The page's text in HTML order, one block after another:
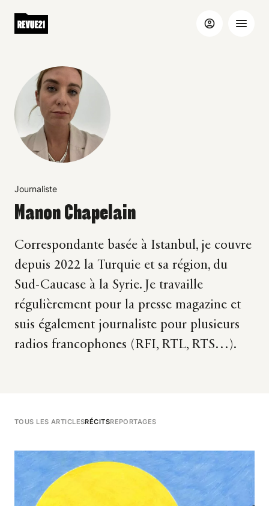
Journaliste
Manon Chapelain
Correspondante basée à Istanbul, je couvre
depuis 2022 la Turquie et sa région, du
Sud-Caucase à la Syrie. Je travaille
régulièrement pour la presse magazine et
suis également journaliste pour plusieurs
radios francophones (RFI, RTL, RTS…).
TOUS LES ARTICLESRÉCITSREPORTAGES